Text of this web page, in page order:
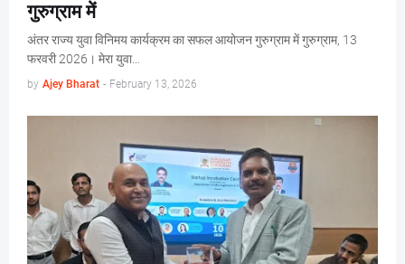
गुरुग्राम में
अंतर राज्य युवा विनिमय कार्यक्रम का सफल आयोजन गुरुग्राम में गुरुग्राम, 13
फरवरी 2026। मेरा युवा…
by Ajey Bharat - February 13, 2026